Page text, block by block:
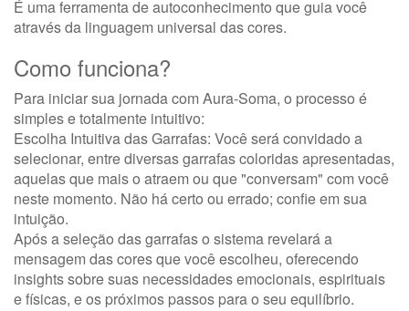
É uma ferramenta de autoconhecimento que guia você
através da linguagem universal das cores.
Como funciona?
Para iniciar sua jornada com Aura-Soma, o processo é
simples e totalmente intuitivo:
Escolha Intuitiva das Garrafas: Você será convidado a
selecionar, entre diversas garrafas coloridas apresentadas,
aquelas que mais o atraem ou que "conversam" com você
neste momento. Não há certo ou errado; confie em sua
intuição.
Após a seleção das garrafas o sistema revelará a
mensagem das cores que você escolheu, oferecendo
insights sobre suas necessidades emocionais, espirituais
e físicas, e os próximos passos para o seu equilíbrio.